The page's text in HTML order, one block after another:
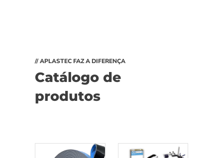
// APLASTEC FAZ A DIFERENÇA
Catálogo de
produtos